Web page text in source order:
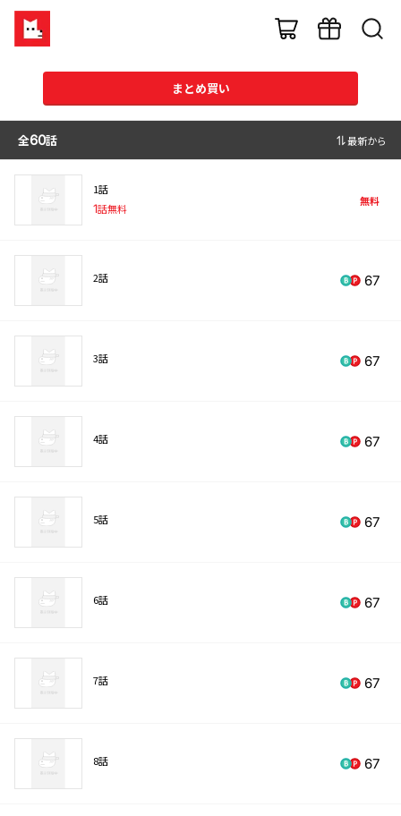
まとめ買い
全60話 最新から
1話
1話無料
無料
2話 67
3話 67
4話 67
5話 67
6話 67
7話 67
8話 67